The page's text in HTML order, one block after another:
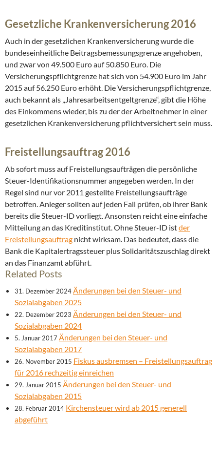
Gesetzliche Krankenversicherung 2016
Auch in der gesetzlichen Krankenversicherung wurde die
bundeseinheitliche Beitragsbemessungsgrenze angehoben,
und zwar von 49.500 Euro auf 50.850 Euro. Die
Versicherungspflichtgrenze hat sich von 54.900 Euro im Jahr
2015 auf 56.250 Euro erhöht. Die Versicherungspflichtgrenze,
auch bekannt als „Jahresarbeitsentgeltgrenze“, gibt die Höhe
des Einkommens wieder, bis zu der der Arbeitnehmer in einer
gesetzlichen Krankenversicherung pflichtversichert sein muss.
Freistellungsauftrag 2016
Ab sofort muss auf Freistellungsaufträgen die persönliche
Steuer-Identifikationsnummer angegeben werden. In der
Regel sind nur vor 2011 gestellte Freistellungsaufträge
betroffen. Anleger sollten auf jeden Fall prüfen, ob ihrer Bank
bereits die Steuer-ID vorliegt. Ansonsten reicht eine einfache
Mitteilung an das Kreditinstitut. Ohne Steuer-ID istder
Freistellungsauftrag nicht wirksam. Das bedeutet, dass die
Bank die Kapitalertragssteuer plus Solidaritätszuschlag direkt
an das Finanzamt abführt.
Related Posts
31. Dezember 2024Änderungen bei den Steuer- und
Sozialabgaben 2025
22. Dezember 2023 Änderungen bei den Steuer- und
Sozialabgaben 2024
5. Januar 2017 Änderungen bei den Steuer- und
Sozialabgaben 2017
26. November 2015 Fiskus ausbremsen – Freistellungsauftrag
für 2016 rechzeitig einreichen
29. Januar 2015 Änderungen bei den Steuer- und
Sozialabgaben 2015
28. Februar 2014 Kirchensteuer wird ab 2015 generell
abgeführt